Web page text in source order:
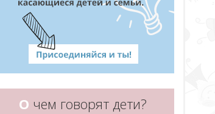
О чем говорят дети?